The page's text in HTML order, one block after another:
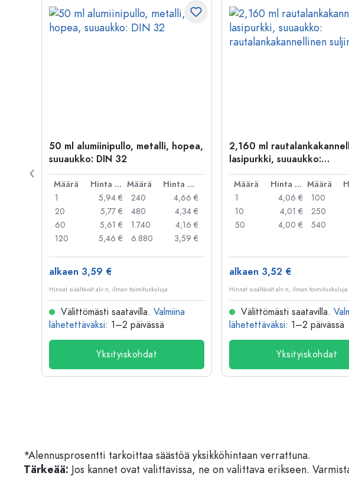
50 ml alumiinipullo, metalli, hopea,
suuaukko: DIN 32
Määrä Hinta per kpl Määrä
Hinta per kpl
1
5,94 €
20
5,77 €
60
5,61 €
120
5,46 €
240
4,66 €
480
4,34 €
1.740
4,16 €
6.880
3,59 €
alkaen 3,59 €
Hinnat sisältävät alv:n, ilman toimituskuluja
Välittömästi saatavilla. Valmiina
lähetettäväksi: 1–2 päivässä
Yksityiskohdat
2,160 ml
lasipurkki, suuaukko:
rautalankakannellinen
Määrä Hinta per kpl Määrä
1
4,06 €
10
4,01 €
50
4,00 €
100
250
540
alkaen 3,52 €
Hinnat sisältävät alv:n, ilman toimituskuluja
Välittömästi saatavilla.
lähetettäväksi: 1–2 päivässä
Yksityiskohdat
*Alennusprosentti tarkoittaa säästöä yksikköhintaan verrattuna.
Tärkeää: Jos kannet ovat valittavissa, ne on valittava erikseen.